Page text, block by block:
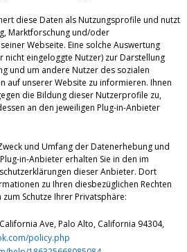
diese Daten als Nutzungsprofile und nutzt
Marktforschung und/oder
Webseite. Eine solche Auswertung
eingeloggte Nutzer) zur Darstellung
und um andere Nutzer des sozialen
auf unserer Website zu informieren. Ihnen
die Bildung dieser Nutzerprofile zu,
an den jeweiligen Plug-in-Anbieter
und Umfang der Datenerhebung und
in-Anbieter erhalten Sie in den im
dieser Anbieter. Dort
zu Ihren diesbezüglichen Rechten
Schutze Ihrer Privatsphäre:
Ave, Palo Alto, California 94304,
policy.php